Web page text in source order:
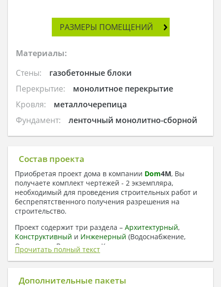
РАЗМЕРЫ ПОМЕЩЕНИЙ
Материалы:
Стены:
газобетонные блоки
Перекрытие:
монолитное перекрытие
Кровля:
металлочерепица
Фундамент:
ленточный монолитно-сборной
Состав проекта
Приобретая проект дома в компании Dom4M, Вы
получаете комплект чертежей - 2 экземпляра,
необходимый для проведения строительных работ и
беспрепятственного получения разрешения на
строительство.
Проект содержит три раздела – Архитектурный,
Конструктивный и Инженерный (Водоснабжение,
Отопление, Вентиляция, Канализация,
Электроснабжение) + Пояснительная записка
Прочитать полный текст
Дополнительные пакеты